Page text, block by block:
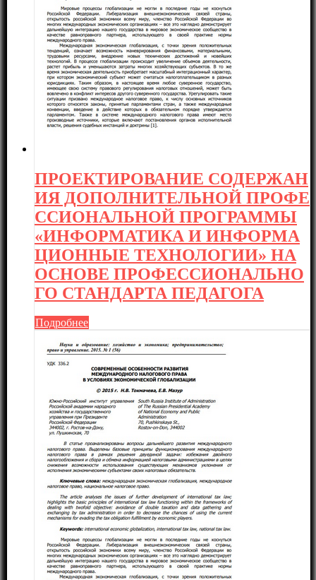
ПРОЕКТИРОВАНИЕ СОДЕРЖАН
ИЯ ДОПОЛНИТЕЛЬНОЙ ПРОФЕ
ССИОНАЛЬНОЙ ПРОГРАММЫ
«ИНФОРМАТИКА И ИНФОРМА
ЦИОННЫЕ ТЕХНОЛОГИИ» НА
ОСНОВЕ ПРОФЕССИОНАЛЬНО
ГО СТАНДАРТА ПЕДАГОГА
Подробнее